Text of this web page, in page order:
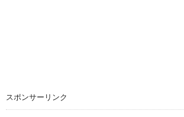
スポンサーリンク